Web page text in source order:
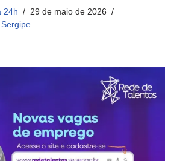
24h
29 de maio de 2026